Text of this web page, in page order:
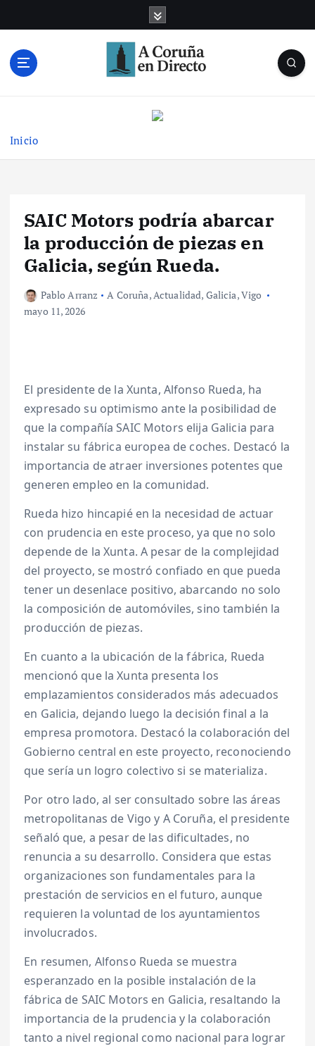
Inicio
SAIC Motors podría abarcar
la producción de piezas en
Galicia, según Rueda.
Pablo Arranz A Coruña, Actualidad, Galicia,Vigo
mayo 11, 2026
El presidente de la Xunta, Alfonso Rueda, ha
expresado su optimismo ante la posibilidad de
que la compañía SAIC Motors elija Galicia para
instalar su fábrica europea de coches. Destacó la
importancia de atraer inversiones potentes que
generen empleo en la comunidad.
Rueda hizo hincapié en la necesidad de actuar
con prudencia en este proceso, ya que no solo
depende de la Xunta. A pesar de la complejidad
del proyecto, se mostró confiado en que pueda
tener un desenlace positivo, abarcando no solo
la composición de automóviles, sino también la
producción de piezas.
En cuanto a la ubicación de la fábrica, Rueda
mencionó que la Xunta presenta los
emplazamientos considerados más adecuados
en Galicia, dejando luego la decisión final a la
empresa promotora. Destacó la colaboración del
Gobierno central en este proyecto, reconociendo
que sería un logro colectivo si se materializa.
Por otro lado, al ser consultado sobre las áreas
metropolitanas de Vigo y A Coruña, el presidente
señaló que, a pesar de las dificultades, no
renuncia a su desarrollo. Considera que estas
organizaciones son fundamentales para la
prestación de servicios en el futuro, aunque
requieren la voluntad de los ayuntamientos
involucrados.
En resumen, Alfonso Rueda se muestra
esperanzado en la posible instalación de la
fábrica de SAIC Motors en Galicia, resaltando la
importancia de la prudencia y la colaboración
tanto a nivel regional como nacional para lograr